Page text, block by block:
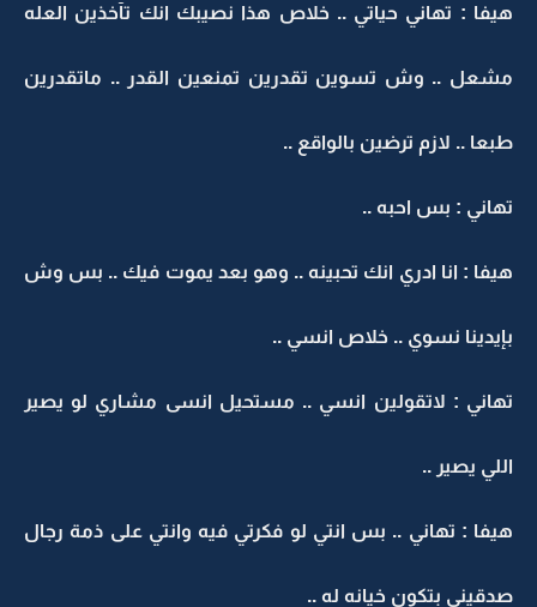
هيفا : تهاني حياتي .. خلاص هذا نصيبك انك تآخذين العله
مشعل .. وش تسوين تقدرين تمنعين القدر .. ماتقدرين
طبعا .. لازم ترضين بالواقع ..
تهاني : بس احبه ..
هيفا : انا ادري انك تحبينه .. وهو بعد يموت فيك .. بس وش
بإيدينا نسوي .. خلاص انسي ..
تهاني : لاتقولين انسي .. مستحيل انسى مشاري لو يصير
اللي يصير ..
هيفا : تهاني .. بس انتي لو فكرتي فيه وانتي على ذمة رجال
صدقيني بتكون خيانه له ..